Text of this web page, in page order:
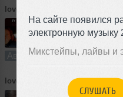
На сайте появился
электронную музыку
Микстейпы, лайвы и
СЛУШАТЬ
loveoleglove
Авторский трек В
loveoleglove ➝From you